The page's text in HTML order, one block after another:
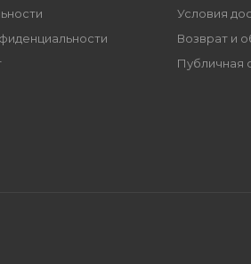
Условия
Возврат и
Публичная